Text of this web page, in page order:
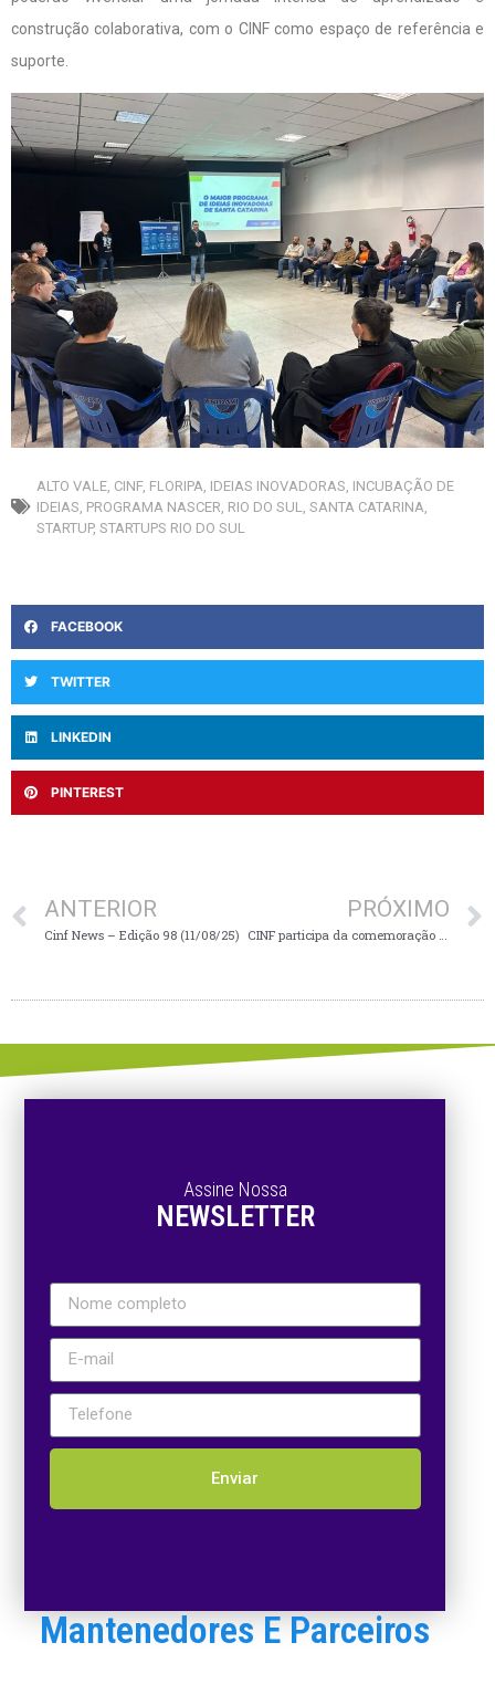
construção colaborativa, com o CINF como espaço de referência e
suporte.
ALTO VALE CINF, FLORIPA IDEIAS INOVADORAS INCUBAÇÃO DE
IDEIAS PROGRAMA NASCER RIO DO SUL SANTA CATARINA
STARTUP, STARTUPS RIO DO SUL
FACEBOOK
TWITTER
LINKEDIN
PINTEREST
ANTERIOR
Cinf News – Edição 98 (11/08/25)
PRÓXIMO
Assine Nossa
NEWSLETTER
Enviar
Mantenedores E Parceiros